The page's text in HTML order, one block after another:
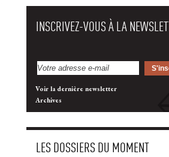
INSCRIVEZ-VOUS À LA
Voir la dernière newsletter
Archives
LES DOSSIERS DU MOMENT